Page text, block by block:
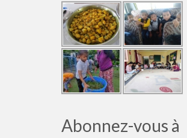
Abonnez-vous à